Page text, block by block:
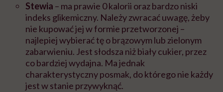
Stewia – ma prawie 0 kalorii oraz bardzo niski
indeks glikemiczny. Należy zwracać uwagę, żeby
nie kupować jej w formie przetworzonej –
najlepiej wybierać tę o brązowym lub zielonym
zabarwieniu. Jest słodsza niż biały cukier, przez
co bardziej wydajna. Ma jednak
charakterystyczny posmak, do którego nie każdy
jest w stanie przywyknąć.